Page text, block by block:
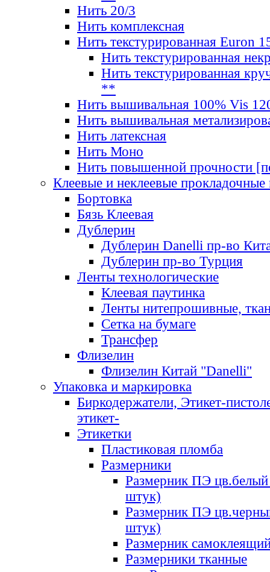
Нить 20/3
Нить комплексная
Нить текстурированная Euron
Нить текстурированная
Нить текстурированная
**
Нить вышивальная 100% Vis
Нить вышивальная
Нить латексная
Нить Моно
Нить повышенной прочности
Клеевые и неклеевые прокладочные
Бортовка
Бязь Клеевая
Дублерин
Дублерин Danelli пр-во
Дублерин пр-во Турция
Ленты технологические
Клеевая паутинка
Ленты нитепрошивные,
Сетка на бумаге
Трансфер
Флизелин
Флизелин Китай "Danelli"
Упаковка и маркировка
Биркодержатели, Этикет-
этикет-
Этикетки
Пластиковая пломба
Размерники
Размерник ПЭ цв.белый
штук)
Размерник ПЭ
штук)
Размерник
Размерники тканные